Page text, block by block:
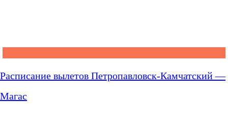
Расписание вылетов Петропавловск-Камчатский —
Магас